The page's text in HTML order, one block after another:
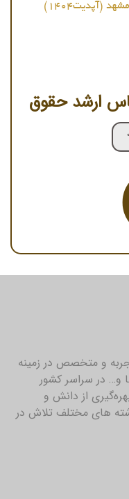
(آپدیت1404)
ارشد حقوق
و متخصص در زمینه
و… در سراسر کشور
از دانش و
های مختلف تلاش در